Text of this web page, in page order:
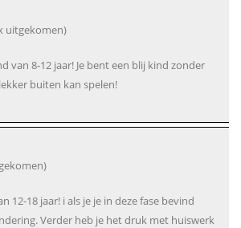
uitgekomen)
van 8-12 jaar! Je bent een blij kind zonder
buiten kan spelen!
12-18 jaar! i als je je in deze fase bevind
Verder heb je het druk met huiswerk